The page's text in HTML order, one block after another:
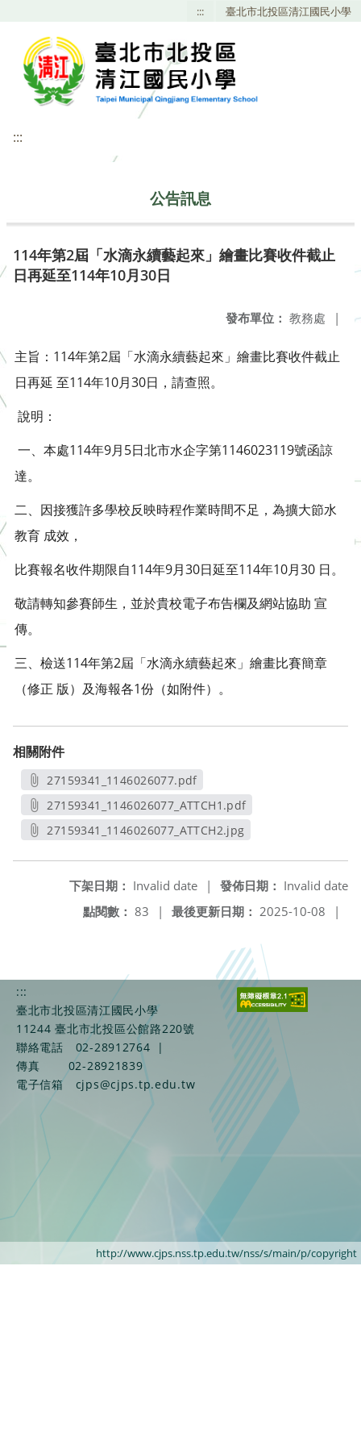
::: 臺北市北投區清江國民小學
:::
公告訊息
114年第2屆「水滴永續藝起來」繪畫比賽收件截止
日再延至114年10月30日
發布單位： 教務處 |
主旨：114年第2屆「水滴永續藝起來」繪畫比賽收件截止
日再延 至114年10月30日，請查照。
說明：
一、本處114年9月5日北市水企字第1146023119號函諒
達。
二、因接獲許多學校反映時程作業時間不足，為擴大節水
教育 成效，
比賽報名收件期限自114年9月30日延至114年10月30 日。
敬請轉知參賽師生，並於貴校電子布告欄及網站協助 宣
傳。
三、檢送114年第2屆「水滴永續藝起來」繪畫比賽簡章
（修正 版）及海報各1份（如附件）。
相關附件
27159341_1146026077.pdf
另開新視窗
27159341_1146026077_ATTCH1.pdf
另開新視窗
27159341_1146026077_ATTCH2.jpg
發佈日期： Invalid date
下架日期： Invalid date
|
最後更新日期： 2025-10-08 |
點閱數： 83 |
:::
臺北市北投區清江國民小學
11244 臺北市北投區公館路220號
聯絡電話
02-28912764
|
傳真
02-28921839
電子信箱
cjps@cjps.tp.edu.tw
http://www.cjps.nss.tp.edu.tw/nss/s/main/p/copyright